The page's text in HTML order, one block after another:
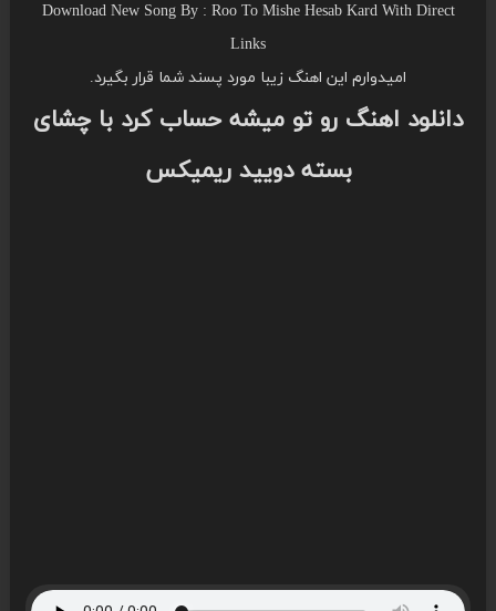
Download New Song By : Roo To Mishe Hesab Kard With Direct
Links
امیدوارم این اهنگ زیبا مورد پسند شما قرار بگیرد.
دانلود اهنگ رو تو میشه حساب کرد با چشای
بسته دویید ریمیکس